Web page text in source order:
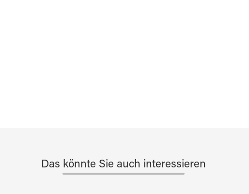
Das könnte Sie auch interessieren